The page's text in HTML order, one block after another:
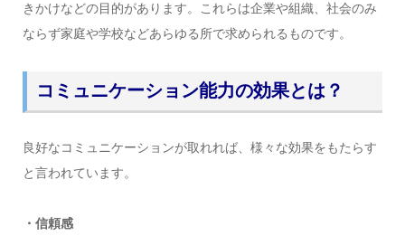
きかけなどの目的があります。これらは企業や組織、社会のみ
ならず家庭や学校などあらゆる所で求められるものです。
コミュニケーション能力の効果とは？
良好なコミュニケーションが取れれば、様々な効果をもたらす
と言われています。
・信頼感